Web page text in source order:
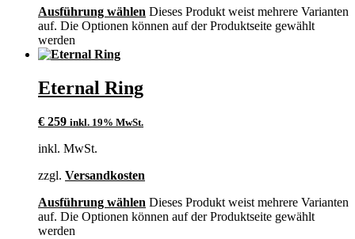
Ausführung wählen Dieses Produkt weist mehrere Varianten
auf. Die Optionen können auf der Produktseite gewählt
werden
Eternal Ring
€ 259 inkl. 19% MwSt.
inkl. MwSt.
zzgl. Versandkosten
Ausführung wählen Dieses Produkt weist mehrere Varianten
auf. Die Optionen können auf der Produktseite gewählt
werden